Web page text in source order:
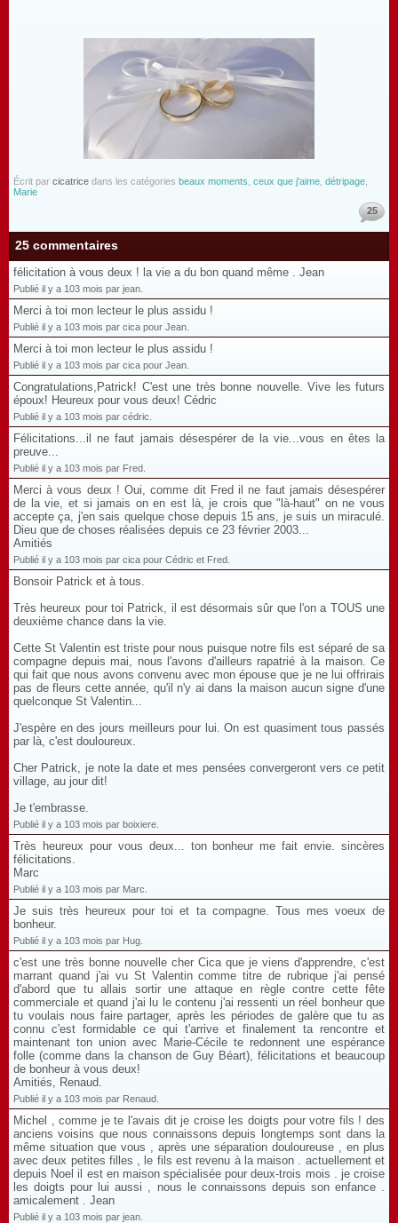
Écrit par cicatrice dans les catégories beaux moments ceux que j'aime détripage
Marie
25
25 commentaires
félicitation à vous deux ! la vie a du bon quand même . Jean
Publié il y a 103 mois par jean.
Merci à toi mon lecteur le plus assidu !
Publié il y a 103 mois par cica pour Jean.
Merci à toi mon lecteur le plus assidu !
Publié il y a 103 mois par cica pour Jean.
Congratulations,Patrick! C'est une très bonne nouvelle. Vive les futurs
époux! Heureux pour vous deux! Cédric
Publié il y a 103 mois par cédric.
Félicitations...il ne faut jamais désespérer de la vie...vous en êtes la
preuve...
Publié il y a 103 mois par Fred.
Merci à vous deux ! Oui, comme dit Fred il ne faut jamais désespérer
de la vie, et si jamais on en est là, je crois que "là-haut" on ne vous
accepte ça, j'en sais quelque chose depuis 15 ans, je suis un miraculé.
Dieu que de choses réalisées depuis ce 23 février 2003...
Amitiés
Publié il y a 103 mois par cica pour Cédric et Fred.
Bonsoir Patrick et à tous.
Très heureux pour toi Patrick, il est désormais sûr que l'on a TOUS une
deuxième chance dans la vie.
Cette St Valentin est triste pour nous puisque notre fils est séparé de sa
compagne depuis mai, nous l'avons d'ailleurs rapatrié à la maison. Ce
qui fait que nous avons convenu avec mon épouse que je ne lui offrirais
pas de fleurs cette année, qu'il n'y ai dans la maison aucun signe d'une
quelconque St Valentin...
J'espère en des jours meilleurs pour lui. On est quasiment tous passés
par là, c'est douloureux.
Cher Patrick, je note la date et mes pensées convergeront vers ce petit
village, au jour dit!
Je t'embrasse.
Publié il y a 103 mois par boixiere.
Très heureux pour vous deux... ton bonheur me fait envie. sincères
félicitations.
Marc
Publié il y a 103 mois par Marc.
Je suis très heureux pour toi et ta compagne. Tous mes voeux de
bonheur.
Publié il y a 103 mois par Hug.
c'est une très bonne nouvelle cher Cica que je viens d'apprendre, c'est
marrant quand j'ai vu St Valentin comme titre de rubrique j'ai pensé
d'abord que tu allais sortir une attaque en règle contre cette fête
commerciale et quand j'ai lu le contenu j'ai ressenti un réel bonheur que
tu voulais nous faire partager, après les périodes de galère que tu as
connu c'est formidable ce qui t'arrive et finalement ta rencontre et
maintenant ton union avec Marie-Cécile te redonnent une espérance
folle (comme dans la chanson de Guy Béart), félicitations et beaucoup
de bonheur à vous deux!
Amitiés, Renaud.
Publié il y a 103 mois par Renaud.
Michel , comme je te l'avais dit je croise les doigts pour votre fils ! des
anciens voisins que nous connaissons depuis longtemps sont dans la
même situation que vous , après une séparation douloureuse , en plus
avec deux petites filles , le fils est revenu à la maison . actuellement et
depuis Noel il est en maison spécialisée pour deux-trois mois . je croise
les doigts pour lui aussi , nous le connaissons depuis son enfance .
amicalement . Jean
Publié il y a 103 mois par jean.